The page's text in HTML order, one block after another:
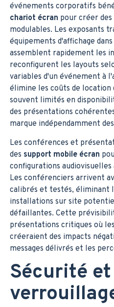
événements corporatifs
chariot écran pour créer
modulables. Les exposants
équipements d'affichage
assemblent rapidement les
reconfigurent les layouts
variables d'un événement à
élimine les coûts de location
souvent limités en
des présentations
marque indépendamment
Les conférences et
des support mobile écran
configurations
Les conférenciers arrivent
calibrés et testés, éliminant
installations sur site
défaillantes. Cette
présentations critiques où
créeraient des impacts
messages délivrés et les
Sécurité et